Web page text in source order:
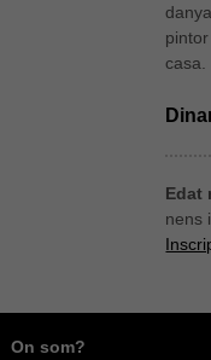
casa.
Edat
nens
On som?